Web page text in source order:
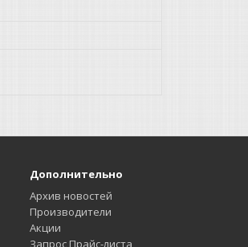
Дополнительно
Архив новостей
Производители
Акции
Запрос Прайс-листа